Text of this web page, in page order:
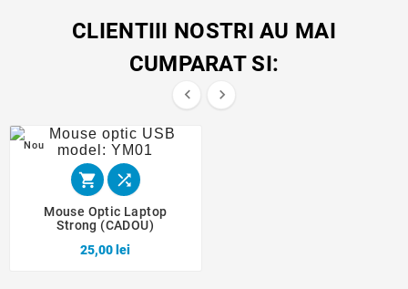
CLIENTIII NOSTRI AU MAI
CUMPARAT SI:
 
Nou
 
Mouse Optic Laptop
Strong (CADOU)
25,00 lei